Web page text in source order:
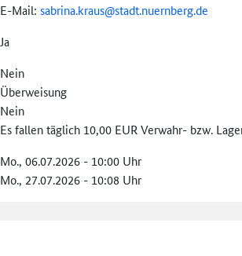
E-Mail: sabrina.kraus@stadt.nuernberg.de
Ja
Nein
Überweisung
Nein
Es fallen täglich 10,00 EUR Verwahr- bzw.
Mo., 06.07.2026 - 10:00 Uhr
Mo., 27.07.2026 - 10:08 Uhr